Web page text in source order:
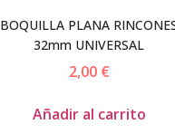
BOQUILLA PLANA
32mm UNIVERSAL
2,00 €
Añadir al carrito